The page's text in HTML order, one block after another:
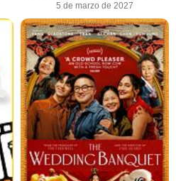
5 de marzo de 2027